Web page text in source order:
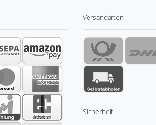
Versandarten
Sicherheit